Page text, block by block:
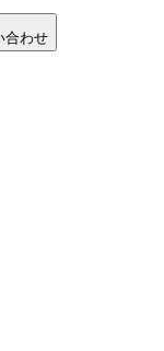
合わせ